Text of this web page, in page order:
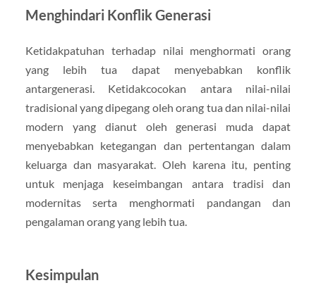
Menghindari Konflik Generasi
Ketidakpatuhan terhadap nilai menghormati orang
yang lebih tua dapat menyebabkan konflik
antargenerasi. Ketidakcocokan antara nilai-nilai
tradisional yang dipegang oleh orang tua dan nilai-nilai
modern yang dianut oleh generasi muda dapat
menyebabkan ketegangan dan pertentangan dalam
keluarga dan masyarakat. Oleh karena itu, penting
untuk menjaga keseimbangan antara tradisi dan
modernitas serta menghormati pandangan dan
pengalaman orang yang lebih tua.
Kesimpulan